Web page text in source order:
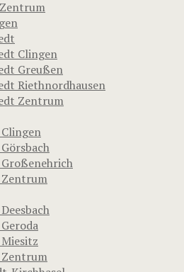
Clingen
Greußen
Riethnordhausen
Zentrum